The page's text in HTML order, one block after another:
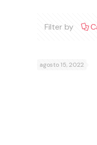
Filter by
agosto 15, 2022